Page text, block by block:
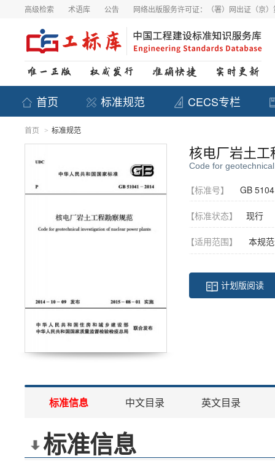
高级检索 术语库 公告 网络出版服务许可证：（署）网出证（京
首页 标准规范 CECS专栏
首页 > 标准规范
核电厂岩土工
Code for
【标准号】 GB
【标准状态】 现行
【适用范围】 本规
计划版阅读
标准信息 中文目录 英文目录
标准信息